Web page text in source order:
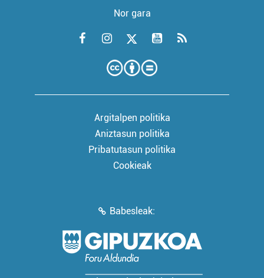
Nor gara
Argitalpen politika
Aniztasun politika
Pribatutasun politika
Cookieak
Babesleak: